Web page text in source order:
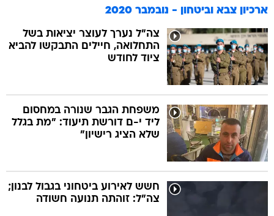
ארכיון צבא וביטחון - נובמבר 2020
צה"ל נערך לעוצר יציאות בשל
התחלואה, חיילים התבקשו להביא
ציוד לחודש
משפחת הגבר שנורה במחסום
ליד י-ם דורשת תיעוד: "מת בגלל
שלא הציג רישיון"
חשש לאירוע ביטחוני בגבול לבנון;
צה"ל: זוהתה תנועה חשודה